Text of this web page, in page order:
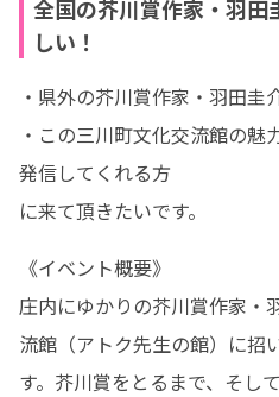
全国の芥川賞作家・羽
しい！
・県外の芥川賞作家・羽田圭
・この三川町文化交流館の魅
発信してくれる方
に来て頂きたいです。
《イベント概要》
庄内にゆかりの芥川賞作家・
流館（アトク先生の館）に招
す。芥川賞をとるまで、そし